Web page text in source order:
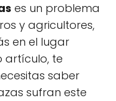
es un problema
y agricultores,
en el lugar
artículo, te
saber
sufran este